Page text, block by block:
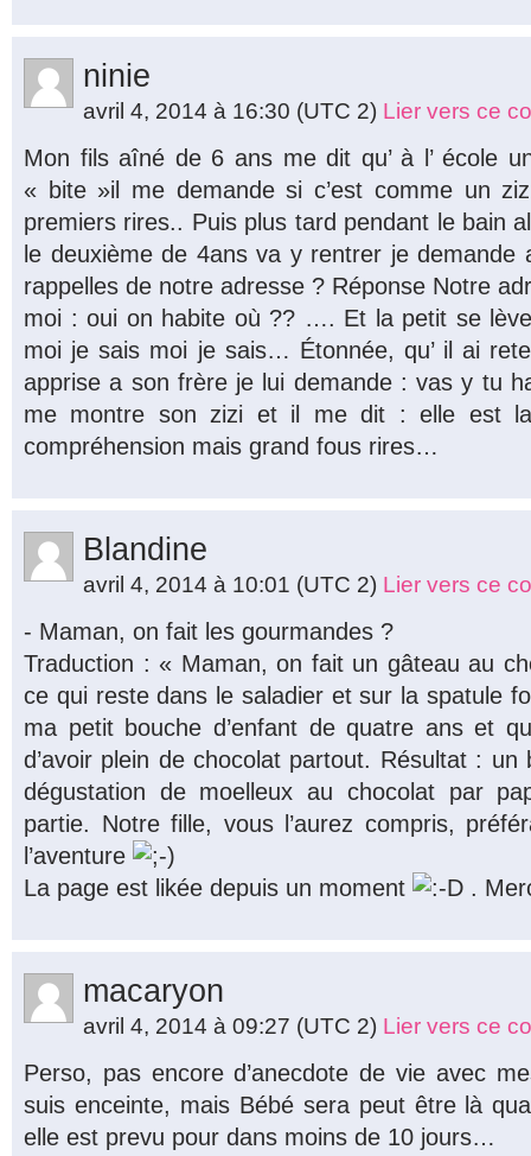
ninie
avril 4, 2014 à 16:30 (UTC 2) Lier vers ce
Mon fils aîné de 6 ans me dit qu’ à l’ école
« bite »il me demande si c’est comme un
premiers rires.. Puis plus tard pendant le bain
le deuxième de 4ans va y rentrer je
rappelles de notre adresse ? Réponse Notre
moi : oui on habite où ?? …. Et la petit se
moi je sais moi je sais… Étonnée, qu’ il ai
apprise a son frère je lui demande : vas y tu
me montre son zizi et il me dit : elle est
compréhension mais grand fous rires…
Blandine
avril 4, 2014 à 10:01 (UTC 2) Lier vers ce
- Maman, on fait les gourmandes ?
Traduction : « Maman, on fait un gâteau au
ce qui reste dans le saladier et sur la spatule
ma petit bouche d’enfant de quatre ans et
d’avoir plein de chocolat partout. Résultat : un
dégustation de moelleux au chocolat par
partie. Notre fille, vous l’aurez compris,
l’aventure
La page est likée depuis un moment
.
macaryon
avril 4, 2014 à 09:27 (UTC 2) Lier vers ce
Perso, pas encore d’anecdote de vie avec
suis enceinte, mais Bébé sera peut être là
elle est prevu pour dans moins de 10 jours…